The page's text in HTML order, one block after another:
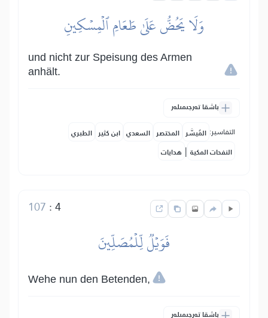
وَلَا يَحُضُّ عَلَىٰ طَعَامِ ٱلۡمِسۡكِينِ
und nicht zur Speisung des Armen
anhält.
باشقا تەرجىمىلەر
التفاسير: المُيسَّر المختصر السعدي ابن كثير الطبري
النفحات المكية | هدايات
4
:
107
فَوَيۡلٞ لِّلۡمُصَلِّينَ
Wehe nun den Betenden,
باشقا تەرجىمىلەر